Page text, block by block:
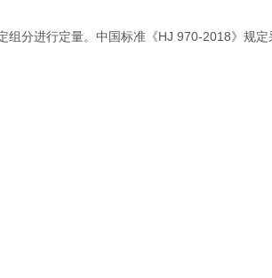
分进行定量。中国标准《HJ 970-2018》规